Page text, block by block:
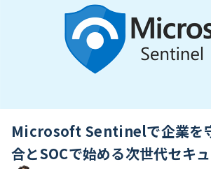
Microsoft Sentinelで企業を
合とSOCで始める次世代セキ